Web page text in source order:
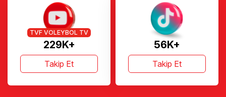
229K+
TVF VOLEYBOL TV
Takip Et
56K+
Takip Et